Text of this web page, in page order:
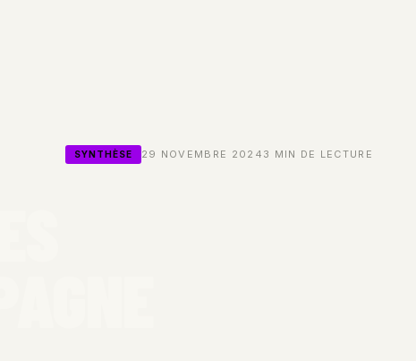
SYNTHÈSE 29 NOVEMBRE 2024 3 MIN DE LECTURE